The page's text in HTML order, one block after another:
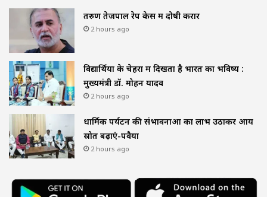
तरुण तेजपाल रेप केस में दोषी करार
2 hours ago
विद्यार्थियों के चेहरों में दिखता है भारत का भविष्य :
मुख्यमंत्री डॉ. मोहन यादव
2 hours ago
धार्मिक पर्यटन की संभावनाओं का लाभ उठाकर आय
स्रोत बढ़ाएं-पवैया
2 hours ago